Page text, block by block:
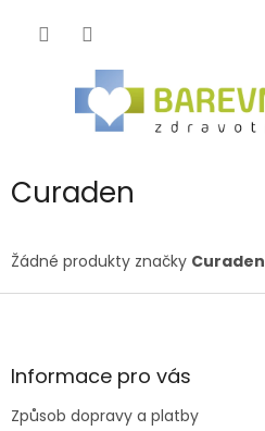
Curaden
Žádné produkty značky Curaden
Z
aInformace pro vás
Způsob dopravy a platby